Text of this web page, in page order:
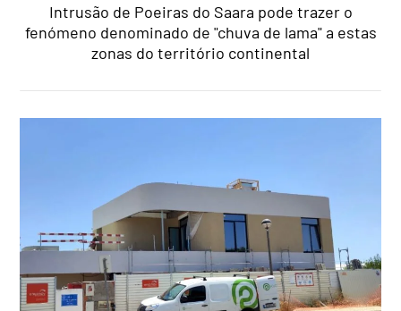
Intrusão de Poeiras do Saara pode trazer o
fenómeno denominado de "chuva de lama" a estas
zonas do território continental